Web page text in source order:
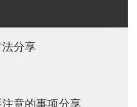
分享
意的事项分享